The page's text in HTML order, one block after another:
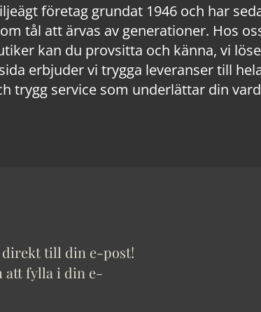
företag grundat 1946 och har
tål att ärvas av generationer. Hos
kan du provsitta och känna, vi
erbjuder vi trygga leveranser till
trygg service som underlättar din
direkt till din e-post!
att fylla i din e-